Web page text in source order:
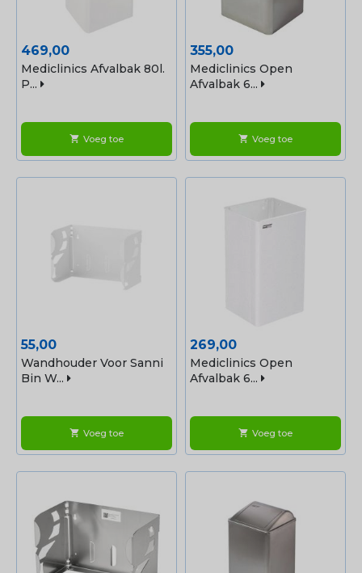
Prijs
469,00
Mediclinics Afvalbak 80l.
P...
shopping_cart Voeg toe
Prijs
355,00
Mediclinics Open
Afvalbak 6...
shopping_cart Voeg toe
Prijs
55,00
Wandhouder Voor Sanni
Bin W...
shopping_cart Voeg toe
Prijs
269,00
Mediclinics Open
Afvalbak 6...
shopping_cart Voeg toe